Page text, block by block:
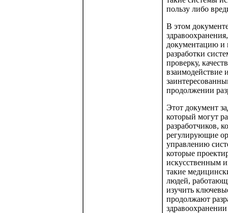
пользу либо
В этом
документацию и
разработки
проверку,
взаимодействие
продолжении
Этот документ
который могут
разработчиков,
регулирующие
управлению
которые
искусственным
такие
людей,
изучить
продолжают